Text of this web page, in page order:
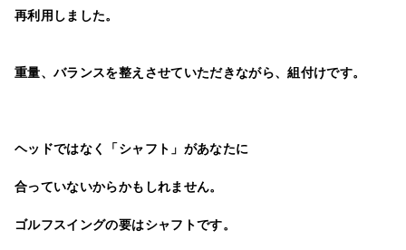
再利用しました。
重量、バランスを整えさせていただきながら、組付けです。
ヘッドではなく「シャフト」があなたに
合っていないからかもしれません。
ゴルフスイングの要はシャフトです。